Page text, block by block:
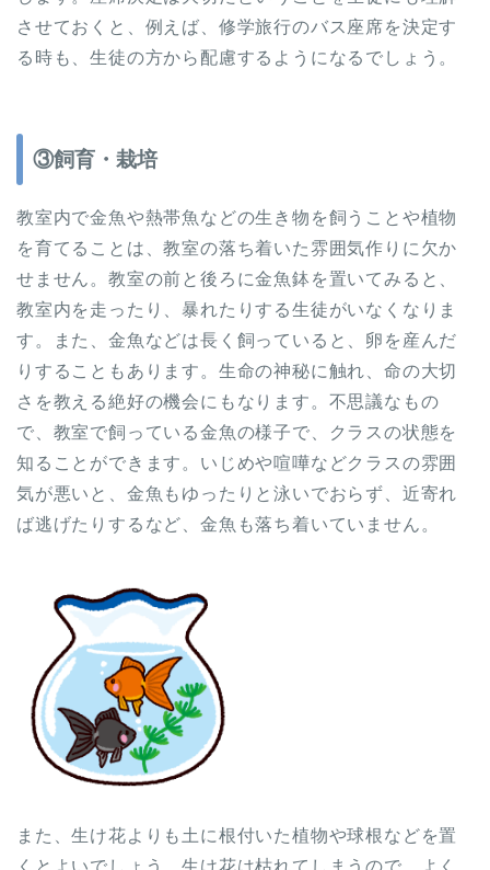
させておくと、例えば、修学旅行のバス座席を決定す
る時も、生徒の方から配慮するようになるでしょう。
③飼育・栽培
教室内で金魚や熱帯魚などの生き物を飼うことや植物
を育てることは、教室の落ち着いた雰囲気作りに欠か
せません。教室の前と後ろに金魚鉢を置いてみると、
教室内を走ったり、暴れたりする生徒がいなくなりま
す。また、金魚などは長く飼っていると、卵を産んだ
りすることもあります。生命の神秘に触れ、命の大切
さを教える絶好の機会にもなります。不思議なもの
で、教室で飼っている金魚の様子で、クラスの状態を
知ることができます。いじめや喧嘩などクラスの雰囲
気が悪いと、金魚もゆったりと泳いでおらず、近寄れ
ば逃げたりするなど、金魚も落ち着いていません。
また、生け花よりも土に根付いた植物や球根などを置
くとよいでしょう。生け花は枯れてしまうので、よく